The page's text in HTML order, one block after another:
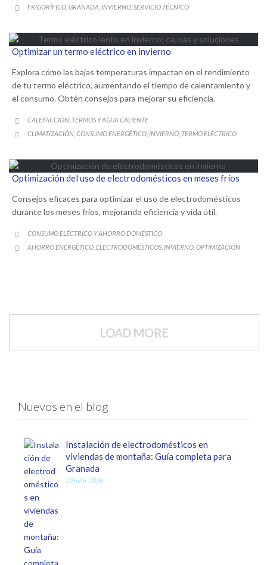
 CATEGORY
FRIGORÍFICO,GRANADA, INVIERNO,SERVICIO TÉCNICO
Optimizar un termo eléctrico en invierno
Explora cómo las bajas temperaturas impactan en el rendimiento
de tu termo eléctrico, aumentando el tiempo de calentamiento y
el consumo. Obtén consejos para mejorar su eficiencia.
 CATEGORY
CALEFACCIÓN, TERMOS Y AGUA CALIENTE
 CATEGORY
CLIMATIZACIÓN CONSUMO ENERGÉTICO INVIERNO TERMO ELÉCTRICO
Optimización del uso de electrodomésticos en meses fríos
Consejos eficaces para optimizar el uso de electrodomésticos
durante los meses fríos, mejorando eficiencia y vida útil.
 CATEGORY
CONSUMO ELÉCTRICO Y AHORRO DOMÉSTICO
 CATEGORY
AHORRO ENERGÉTICO ELECTRODOMÉSTICOS INVIERNO OPTIMIZACIÓN
LOAD MORE
Nuevos en el blog
Instalación de electrodomésticos en
viviendas de montaña: Guía completa para
Granada
29 julio, 2026